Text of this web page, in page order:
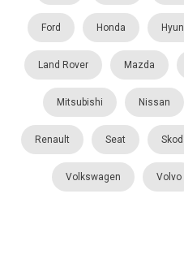
Ford Honda
Land Rover Mazda
Mitsubishi Nissan
Renault Seat
Volkswagen Volvo